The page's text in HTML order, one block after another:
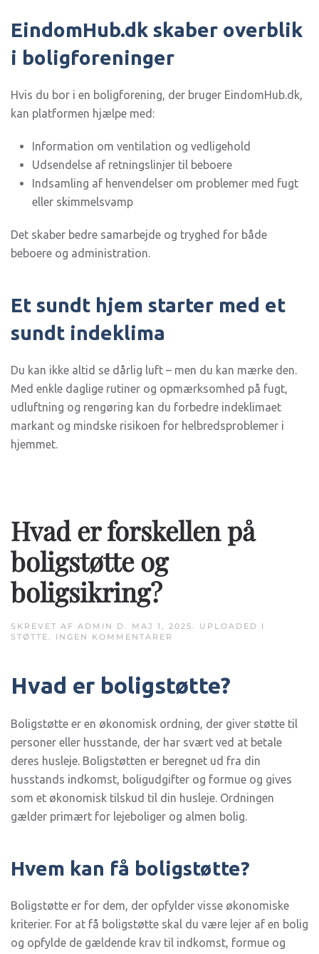
EindomHub.dk skaber overblik
i boligforeninger
Hvis du bor i en boligforening, der bruger EindomHub.dk,
kan platformen hjælpe med:
Information om ventilation og vedligehold
Udsendelse af retningslinjer til beboere
Indsamling af henvendelser om problemer med fugt
eller skimmelsvamp
Det skaber bedre samarbejde og tryghed for både
beboere og administration.
Et sundt hjem starter med et
sundt indeklima
Du kan ikke altid se dårlig luft – men du kan mærke den.
Med enkle daglige rutiner og opmærksomhed på fugt,
udluftning og rengøring kan du forbedre indeklimaet
markant og mindske risikoen for helbredsproblemer i
hjemmet.
Hvad er forskellen på
boligstøtte og
boligsikring?
SKREVET AF ADMIN D. MAJ 1, 2025. UPLOADED I
STØTTE. INGEN KOMMENTARER
PÅ
BOLIGSTØTTE
Hvad er boligstøtte?
Boligstøtte er en økonomisk ordning, der giver støtte til
personer eller husstande, der har svært ved at betale
deres husleje. Boligstøtten er beregnet ud fra din
husstands indkomst, boligudgifter og formue og gives
som et økonomisk tilskud til din husleje. Ordningen
gælder primært for lejeboliger og almen bolig.
Hvem kan få boligstøtte?
Boligstøtte er for dem, der opfylder visse økonomiske
kriterier. For at få boligstøtte skal du være lejer af en bolig
og opfylde de gældende krav til indkomst, formue og